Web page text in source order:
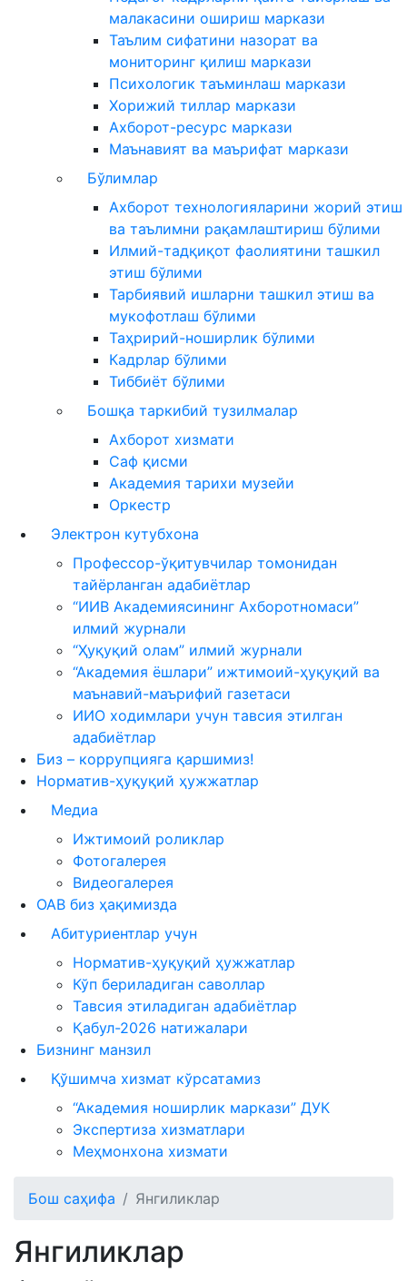
малакасини ошириш маркази
Таълим сифатини назорат ва
мониторинг қилиш маркази
Психологик таъминлаш маркази
Хорижий тиллар маркази
Ахборот-ресурс маркази
Маънавият ва маърифат маркази
Бўлимлар
Ахборот технологияларини жорий этиш
ва таълимни рақамлаштириш бўлими
Илмий-тадқиқот фаолиятини ташкил
этиш бўлими
Тарбиявий ишларни ташкил этиш ва
мукофотлаш бўлими
Таҳририй-ноширлик бўлими
Кадрлар бўлими
Тиббиёт бўлими
Бошқа таркибий тузилмалар
Ахборот хизмати
Саф қисми
Академия тарихи музейи
Оркестр
Электрон кутубхона
Профессор-ўқитувчилар томонидан
тайёрланган адабиётлар
“ИИВ Академиясининг Ахборотномаси”
илмий журнали
“Ҳуқуқий олам” илмий журнали
“Академия ёшлари” ижтимоий-ҳуқуқий ва
маънавий-маърифий газетаси
ИИО ходимлари учун тавсия этилган
адабиётлар
Биз – коррупцияга қаршимиз!
Норматив-ҳуқуқий ҳужжатлар
Медиа
Ижтимоий роликлар
Фотогалерея
Видеогалерея
ОАВ биз ҳақимизда
Абитуриентлар учун
Норматив-ҳуқуқий ҳужжатлар
Кўп бериладиган саволлар
Тавсия этиладиган адабиётлар
Қабул-2026 натижалари
Бизнинг манзил
Қўшимча хизмат кўрсатамиз
“Академия ноширлик маркази” ДУК
Экспертиза хизматлари
Меҳмонхона хизмати
Бош саҳифа Янгиликлар
Янгиликлар